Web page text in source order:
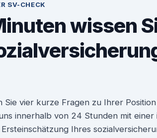
SV-CHECK
wissen
Sie vier kurze Fragen zu Ihrer
innerhalb von 24 Stunden mit einer
Ihres